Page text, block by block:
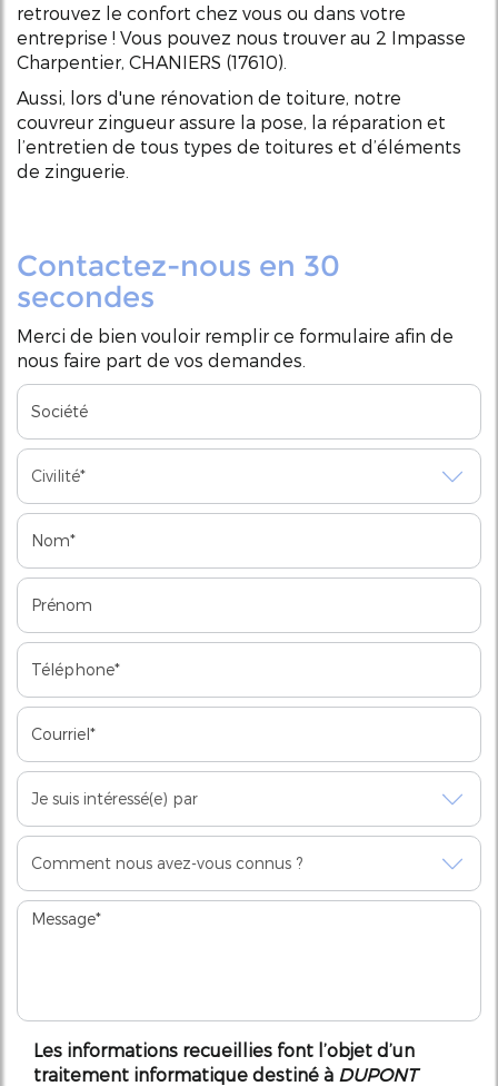
retrouvez le confort chez vous ou dans votre
entreprise ! Vous pouvez nous trouver au 2 Impasse
Charpentier, CHANIERS (17610).
Aussi, lors d'une rénovation de toiture, notre
couvreur zingueur assure la pose, la réparation et
l’entretien de tous types de toitures et d’éléments
de zinguerie.
Contactez-nous en 30
secondes
Merci de bien vouloir remplir ce formulaire afin de
nous faire part de vos demandes.
Les informations recueillies font l’objet d’un
traitement informatique destiné à DUPONT